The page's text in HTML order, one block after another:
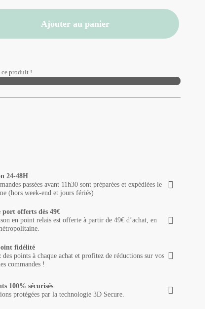
Ajouter au panier
ce produit !
24-48H
passées avant 11h30 sont préparées et expédiées le
(hors week-end et jours fériés)
port offerts dès 49€
en point relais est offerte à partir de 49€ d’achat, en
fidélité
des points à chaque achat et profitez de réductions sur vos
commandes !
100% sécurisés
protégées par la technologie 3D Secure.